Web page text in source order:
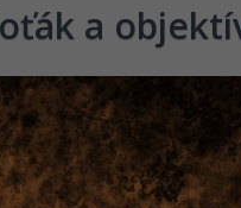
a